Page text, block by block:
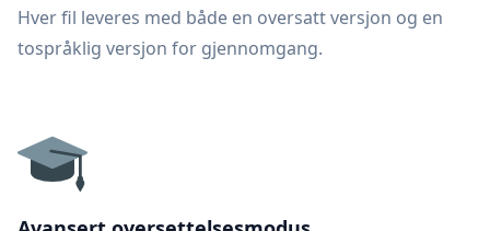
Hver fil leveres med både en oversatt versjon og en
tospråklig versjon for gjennomgang.